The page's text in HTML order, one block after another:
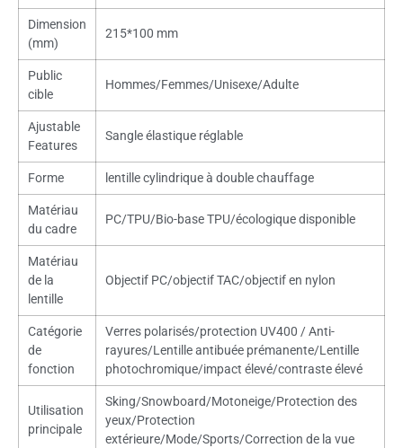
Dimension
(mm)
215*100 mm
Public
cible
Hommes/Femmes/Unisexe/Adulte
Ajustable
Features
Sangle élastique réglable
Forme lentille cylindrique à double chauffage
Matériau
du cadre
PC/TPU/Bio-base TPU/écologique disponible
Matériau
de la
lentille
Objectif PC/objectif TAC/objectif en nylon
Catégorie
de
fonction
Verres polarisés/protection UV400 / Anti-
rayures/Lentille antibuée prémanente/Lentille
photochromique/impact élevé/contraste élevé
Utilisation
principale
Sking/Snowboard/Motoneige/Protection des
yeux/Protection
extérieure/Mode/Sports/Correction de la vue